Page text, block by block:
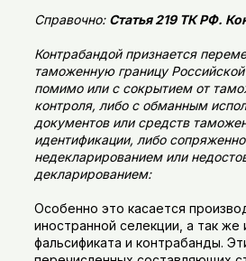
Справочно: Статья 219 ТК РФ.
Контрабандой признается
таможенную границу
помимо или с сокрытием от
контроля, либо с обманным
документов или средств
идентификации, либо
недекларированием или
декларированием:
Особенно это касается
иностранной селекции, а так же
фальсификата и контрабанды.